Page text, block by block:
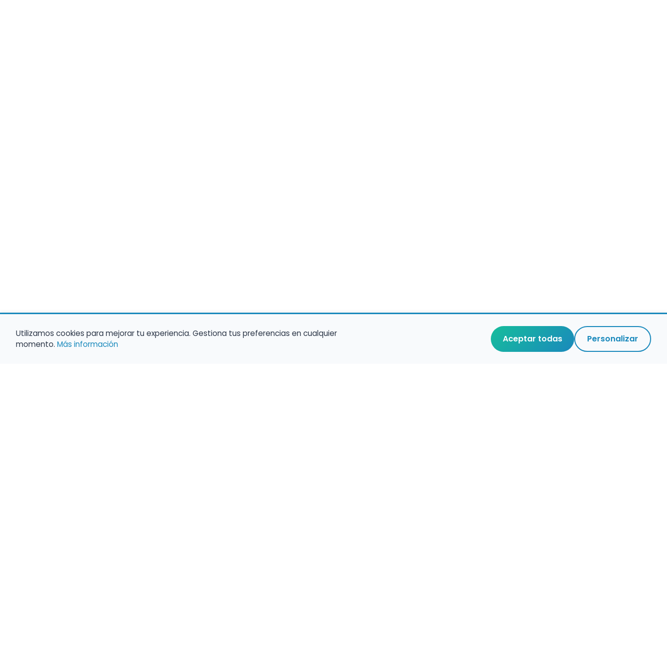
Utilizamos cookies para mejorar tu experiencia. Gestiona tus preferencias en cualquier
momento. Más información Aceptar todas Personalizar